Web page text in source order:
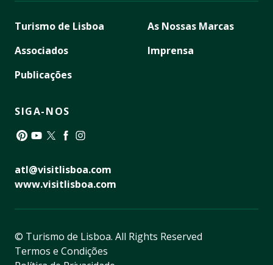
Turismo de Lisboa
Associados
Publicações
As Nossas Marcas
Imprensa
SIGA-NOS
atl@visitlisboa.com
www.visitlisboa.com
© Turismo de Lisboa. All Rights Reserved
Termos e Condições